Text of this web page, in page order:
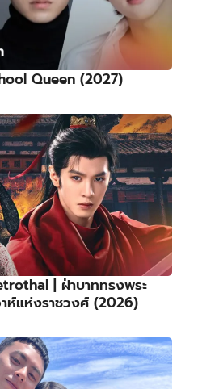
Queen (2027)
| ฝ่าบาททรงพระ
แห่งราชวงศ์ (2026)